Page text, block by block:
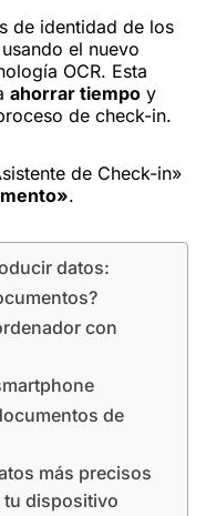
de identidad de los
el nuevo
OCR. Esta
ahorrar tiempo y
de check-in.
de Check-in»
.
datos:
con
de
más precisos
tu dispositivo